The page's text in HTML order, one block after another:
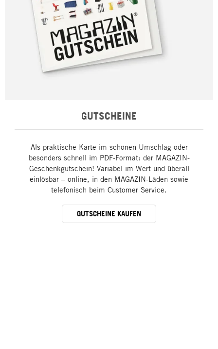
GUTSCHEINE
Als praktische Karte im schönen Umschlag oder
besonders schnell im PDF-Format: der MAGAZIN-
Geschenkgutschein! Variabel im Wert und überall
einlösbar – online, in den MAGAZIN-Läden sowie
telefonisch beim Customer Service.
GUTSCHEINE KAUFEN